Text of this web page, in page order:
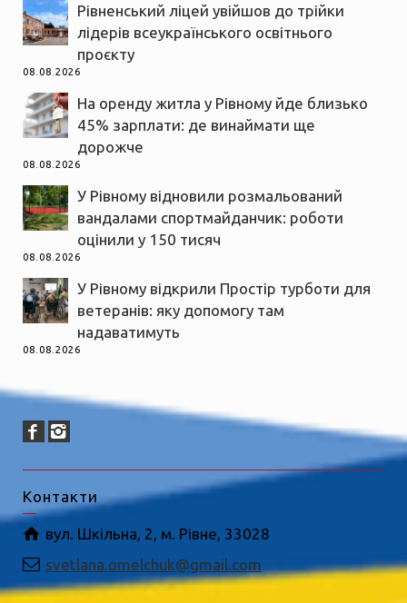
Рівненський ліцей увійшов до трійки
лідерів всеукраїнського освітнього
проєкту
08.08.2026
На оренду житла у Рівному йде близько
45% зарплати: де винаймати ще
дорожче
08.08.2026
У Рівному відновили розмальований
вандалами спортмайданчик: роботи
оцінили у 150 тисяч
08.08.2026
У Рівному відкрили Простір турботи для
ветеранів: яку допомогу там
надаватимуть
08.08.2026
Контакти
вул. Шкільна, 2, м. Рівне, 33028
svetlana.omelchuk@gmail.com